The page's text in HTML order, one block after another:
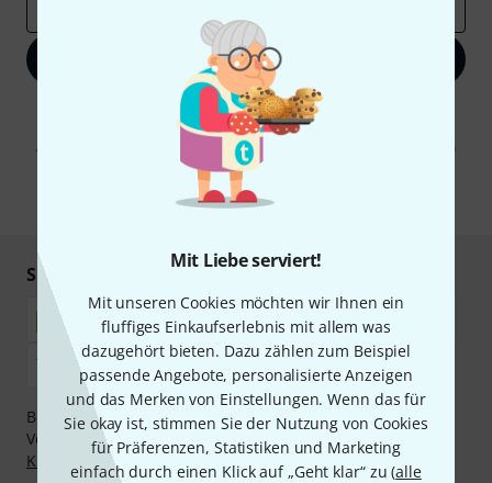
Mit Liebe serviert!
Mit unseren Cookies möchten wir Ihnen ein
fluffiges Einkaufserlebnis mit allem was
dazugehört bieten. Dazu zählen zum Beispiel
passende Angebote, personalisierte Anzeigen
und das Merken von Einstellungen. Wenn das für
Sie okay ist, stimmen Sie der Nutzung von Cookies
für Präferenzen, Statistiken und Marketing
einfach durch einen Klick auf „Geht klar“ zu (alle
Jetzt anmelden
Mit Klick auf „Jetzt anmelden“ stimmen Sie dem Erhalt von E-Mail-
Werbung und einer Messung des E-Mail-Nutzungsverhaltens zu. Die
Abmeldung ist jederzeit möglich. Weitere Informationen finden Sie in
unseren
Datenschutzhinweisen
* Pflichtfeld
Sicher einkaufen & bezahlen
Bezahlen Sie vertraulich und sicher per Nachnahme,
Vorkasse, PayPal, Amazon Pay, Klarna Sofort bezahlen
Klarna Ratenzahlungoder Kreditkarte.